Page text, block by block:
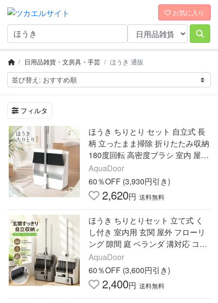
お気に入り
日用品雑貨・文房具・手芸 ほうき 通販
フィルタ
ほうき ちりとり セット 自立式 長
柄 立ったまま掃除 折りたたみ収納
180度回転 高密度ブラシ 室内 屋外
ベランダ 玄関 庭 美容室 店舗 スリ
ム収納 掃除セット
AquaDoor
60％OFF (3,930円引き)
2,620円 送料無料
ほうき ちりとりセット 立て式 く
し付き 室内用 玄関 屋外 フローリ
ング 隙間 庭 ベランダ 溝対応 コン
パクト 立てて収納 室内用 ほうき
セット 毛取り機能
AquaDoor
60％OFF (3,600円引き)
2,400円 送料無料